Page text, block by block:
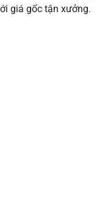
giá gốc tận xưởng.